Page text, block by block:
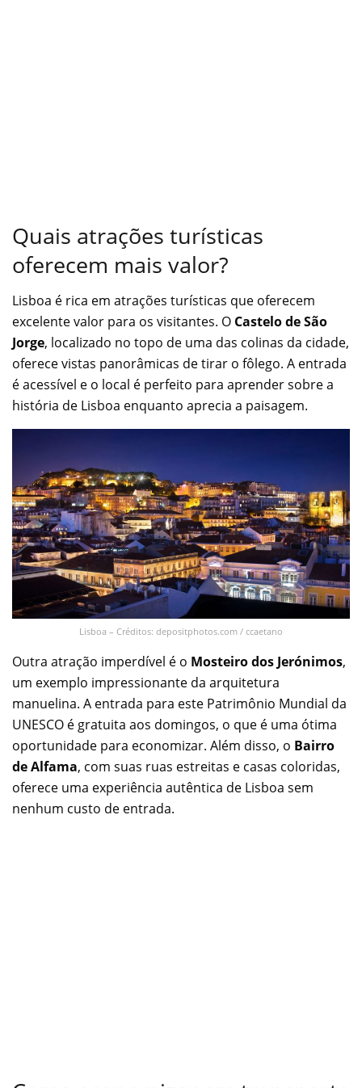
Quais atrações turísticas
oferecem mais valor?
Lisboa é rica em atrações turísticas que oferecem
excelente valor para os visitantes. O Castelo de São
Jorge, localizado no topo de uma das colinas da cidade,
oferece vistas panorâmicas de tirar o fôlego. A entrada
é acessível e o local é perfeito para aprender sobre a
história de Lisboa enquanto aprecia a paisagem.
Lisboa – Créditos: depositphotos.com / ccaetano
Outra atração imperdível é o Mosteiro dos Jerónimos,
um exemplo impressionante da arquitetura
manuelina. A entrada para este Patrimônio Mundial da
UNESCO é gratuita aos domingos, o que é uma ótima
oportunidade para economizar. Além disso, o Bairro
de Alfama, com suas ruas estreitas e casas coloridas,
oferece uma experiência autêntica de Lisboa sem
nenhum custo de entrada.